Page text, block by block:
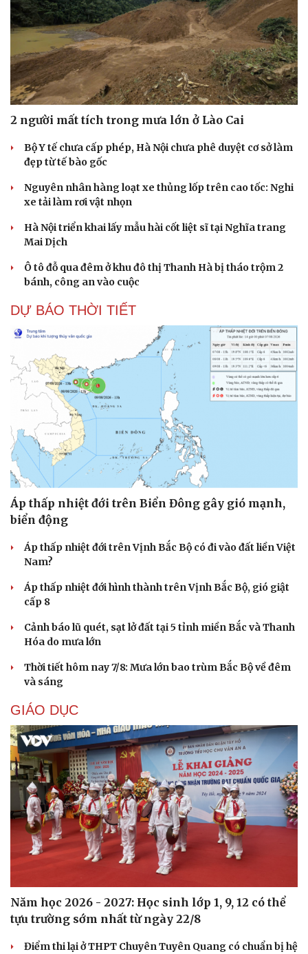
Doanh nghiệp
Thông tin doanh nghiệp
Doanh nghiệp 24h
Doanh nhân
Vì cộng đồng
Công nghệ
Sành điệu
Tin Công nghệ
Chuyển đổi số
Sức khỏe
Dinh dưỡng - món ngon
Cây thuốc
Sản phụ khoa
Nhi khoa
Nam khoa
Làm đẹp - giảm cân
Phòng mạch online
Ăn sạch sống khỏe
Đời sống
Nhà đẹp
Blog
Tình yêu - Gia đình
Văn hóa
Sân khấu - Điện ảnh
Văn học
Âm nhạc
Di sản
Giải trí
Nghệ sĩ
Thời trang
Sao Việt
2 người mất tích trong mưa lớn ở Lào Cai
Bộ Y tế chưa cấp phép, Hà Nội chưa phê duyệt cơ sở làm
đẹp từ tế bào gốc
Nguyên nhân hàng loạt xe thủng lốp trên cao tốc: Nghi
xe tải làm rơi vật nhọn
Hà Nội triển khai lấy mẫu hài cốt liệt sĩ tại Nghĩa trang
Mai Dịch
Ô tô đỗ qua đêm ở khu đô thị Thanh Hà bị tháo trộm 2
bánh, công an vào cuộc
DỰ BÁO THỜI TIẾT
Áp thấp nhiệt đới trên Biển Đông gây gió mạnh,
biển động
Áp thấp nhiệt đới trên Vịnh Bắc Bộ có đi vào đất liền Việt
Nam?
Áp thấp nhiệt đới hình thành trên Vịnh Bắc Bộ, gió giật
cấp 8
Cảnh báo lũ quét, sạt lở đất tại 5 tỉnh miền Bắc và Thanh
Hóa do mưa lớn
Thời tiết hôm nay 7/8: Mưa lớn bao trùm Bắc Bộ về đêm
và sáng
GIÁO DỤC
Năm học 2026 - 2027: Học sinh lớp 1, 9, 12 có thể
tựu trường sớm nhất từ ngày 22/8
Điểm thi lại ở THPT Chuyên Tuyên Quang có chuẩn bị hệ